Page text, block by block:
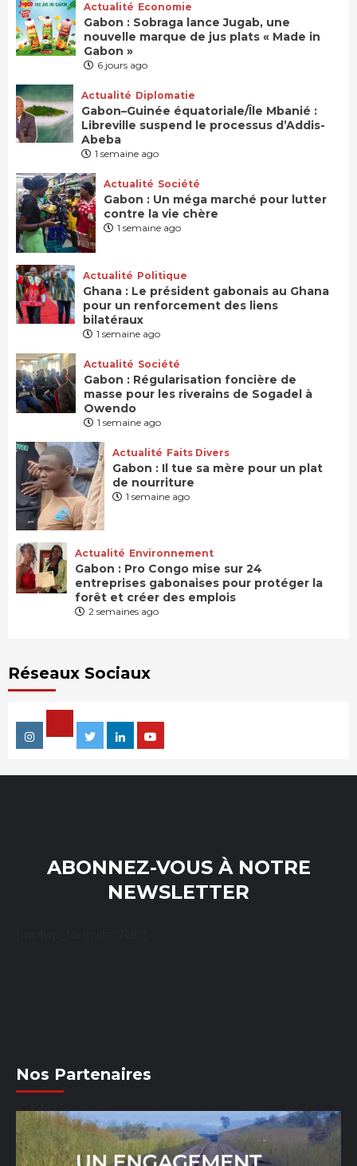
Actualité Economie
Gabon : Sobraga lance Jugab, une
nouvelle marque de jus plats « Made in
Gabon »
6 jours ago
Actualité Diplomatie
Gabon–Guinée équatoriale/Île Mbanié :
Libreville suspend le processus d’Addis-
Abeba
1 semaine ago
Actualité Société
Gabon : Un méga marché pour lutter
contre la vie chère
1 semaine ago
Actualité Politique
Ghana : Le président gabonais au Ghana
pour un renforcement des liens
bilatéraux
1 semaine ago
Actualité Société
Gabon : Régularisation foncière de
masse pour les riverains de Sogadel à
Owendo
1 semaine ago
Actualité Faits Divers
Gabon : Il tue sa mère pour un plat
de nourriture
1 semaine ago
Actualité Environnement
Gabon : Pro Congo mise sur 24
entreprises gabonaises pour protéger la
forêt et créer des emplois
2 semaines ago
Réseaux Sociaux
Instagram
Facebook
TwitterLinkedin
ABONNEZ-VOUS À NOTRE
NEWSLETTER
Nos Partenaires